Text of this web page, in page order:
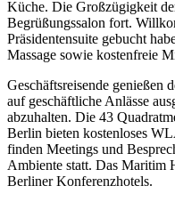
Küche. Die Großzügigkeit
Begrüßungssalon fort.
Präsidentensuite gebucht
Massage sowie kostenfreie
Geschäftsreisende genießen
auf geschäftliche Anlässe
abzuhalten. Die 43
Berlin bieten kostenloses
finden Meetings und
Ambiente statt. Das Maritim
Berliner Konferenzhotels.